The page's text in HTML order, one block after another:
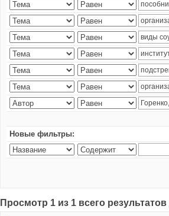
Новые фильтры:
Просмотр 1 из 1 всего